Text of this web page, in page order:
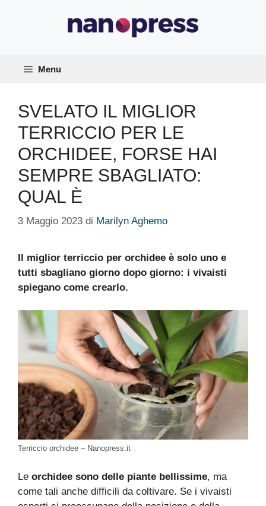
Menu
SVELATO IL MIGLIOR
TERRICCIO PER LE
ORCHIDEE, FORSE HAI
SEMPRE SBAGLIATO:
QUAL È
3 Maggio 2023 di Marilyn Aghemo
Il miglior terriccio per orchidee è solo uno e
tutti sbagliano giorno dopo giorno: i vivaisti
spiegano come crearlo.
Terriccio orchidee – Nanopress.it
Le orchidee sono delle piante bellissime, ma
come tali anche difficili da coltivare. Se i vivaisti